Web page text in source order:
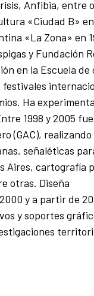
Anfibia, entre
«Ciudad B» en
«La Zona» en
y Fundación
en la Escuela de
Ha
1998 y 2005 fue
(GAC), realizando
señaléticas
Aires, cartografía
otras. Diseña
y a partir de
y soportes